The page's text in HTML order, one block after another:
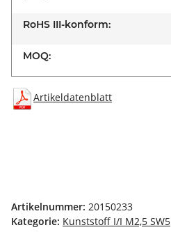
RoHS III-konform:
MOQ:
Artikeldatenblatt
Artikelnummer: 20150233
Kategorie: Kunststoff I/I M2,5 SW5